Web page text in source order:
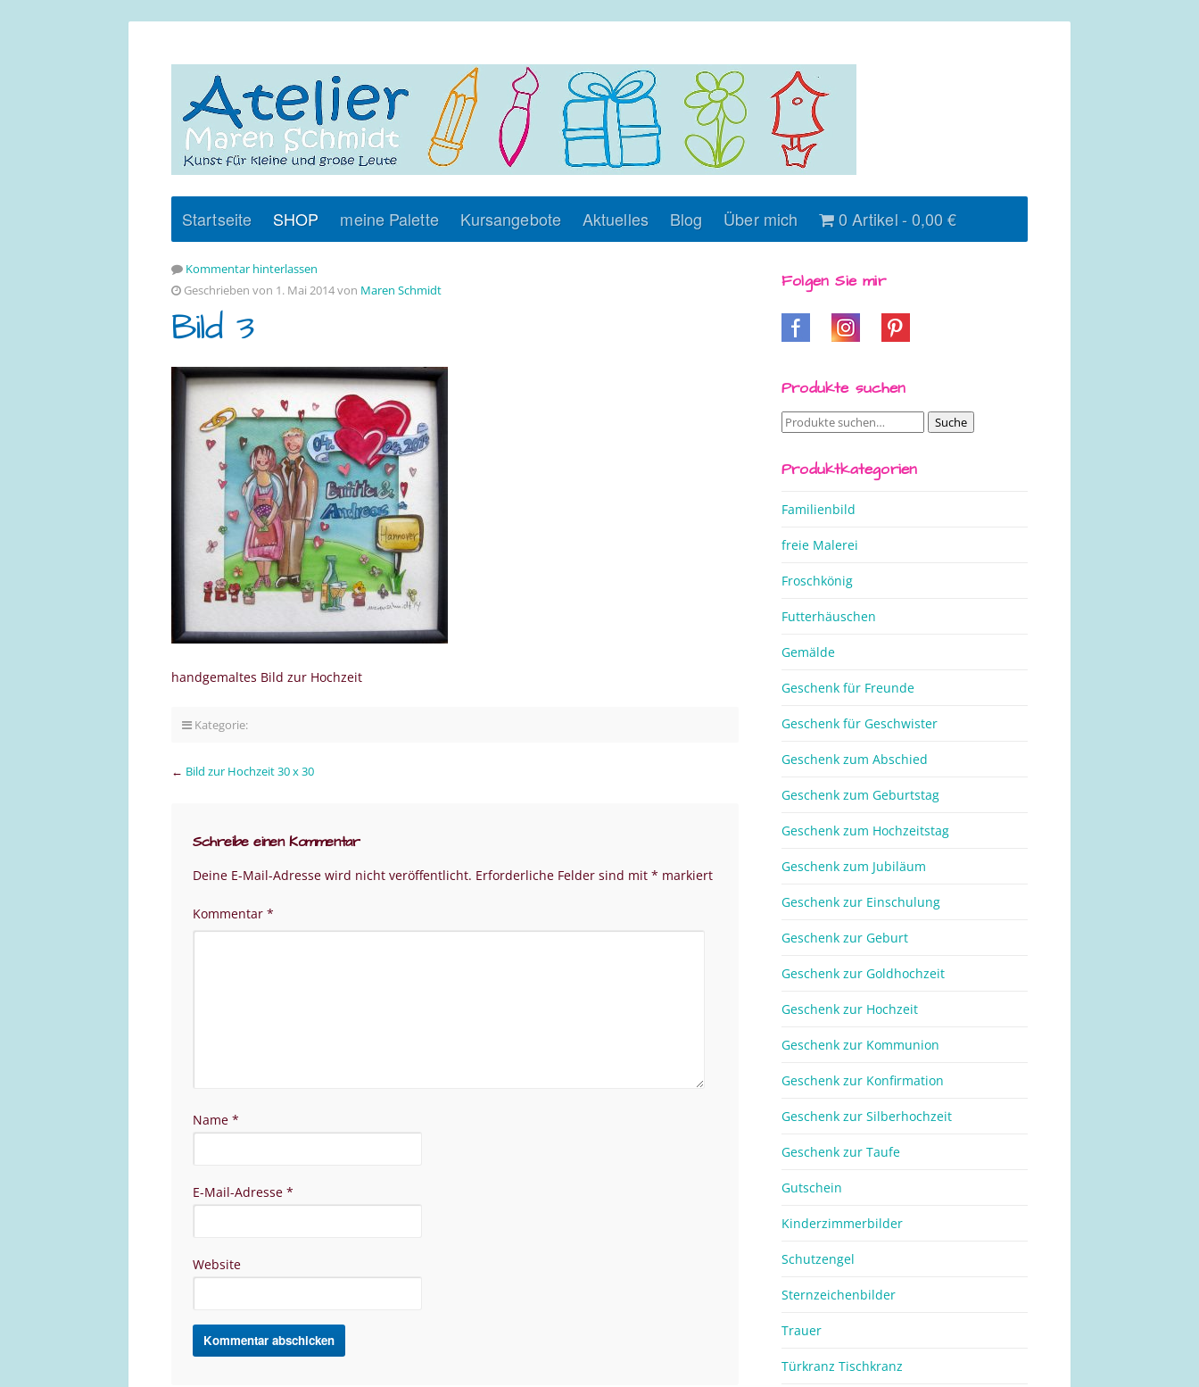
Startseite SHOP meine Palette Kursangebote Aktuelles Blog Über mich 0 Artikel 0,00 €
Kommentar hinterlassen
Geschrieben von 1. Mai 2014 von Maren Schmidt
Bild 3
handgemaltes Bild zur Hochzeit
Kategorie:
← Bild zur Hochzeit 30 x 30
Schreibe einen Kommentar
Deine E-Mail-Adresse wird nicht veröffentlicht. Erforderliche Felder sind mit * markiert
Kommentar *
Name *
E-Mail-Adresse *
Website
Folgen Sie mir
Produkte suchen
Suche
Suche
Produktkategorien
Familienbild
freie Malerei
Froschkönig
Futterhäuschen
Gemälde
Geschenk für Freunde
Geschenk für Geschwister
Geschenk zum Abschied
Geschenk zum Geburtstag
Geschenk zum Hochzeitstag
Geschenk zum Jubiläum
Geschenk zur Einschulung
Geschenk zur Geburt
Geschenk zur Goldhochzeit
Geschenk zur Hochzeit
Geschenk zur Kommunion
Geschenk zur Konfirmation
Geschenk zur Silberhochzeit
Geschenk zur Taufe
Gutschein
Kinderzimmerbilder
Schutzengel
Sternzeichenbilder
Trauer
Türkranz Tischkranz